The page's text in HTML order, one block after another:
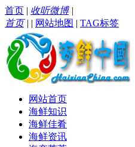
首页 | 收听微博|
首页| | 网站地图 | TAG标签
网站首页
海鲜知识
海鲜佳肴
海鲜资讯